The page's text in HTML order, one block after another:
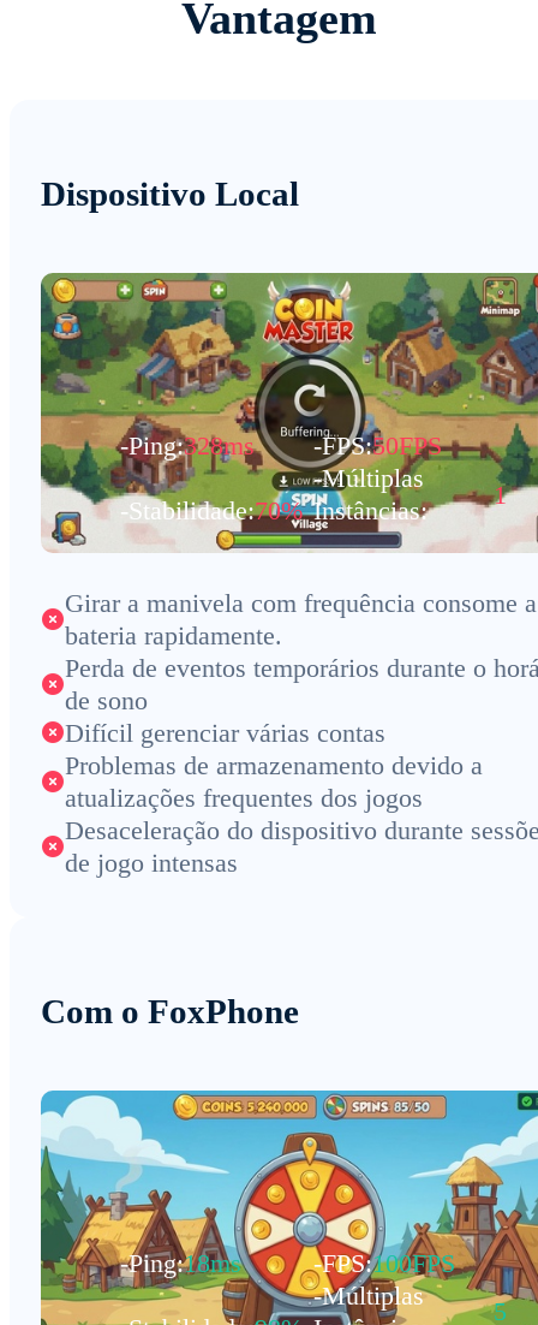
Vantagem
Dispositivo Local
-Ping:328ms -FPS:50FPS
-Stabilidade:70%
-Múltiplas
Instâncias:
1
Girar a manivela com frequência consome a
bateria rapidamente.
Perda de eventos temporários durante o
de sono
Difícil gerenciar várias contas
Problemas de armazenamento devido a
atualizações frequentes dos jogos
Desaceleração do dispositivo durante
de jogo intensas
Com o FoxPhone
-Ping:18ms -FPS:100FPS
-Múltiplas
5